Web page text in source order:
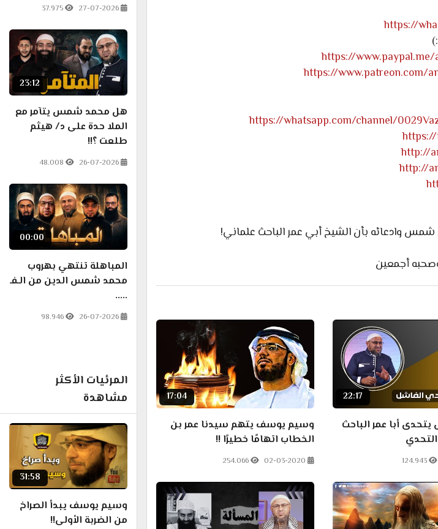
https://
https://www.paypal.me/
https://www.patreon.com/
https://whatsapp.com/channel/
http://
http://
وادعائه بأن الشيخ أبي عمر الباحث علماني!
أجمعين
22:17
أبا عمر الباحث
124.943
17:04
وسيم يوسف يتهم سيدنا عمر بن
الخطاب اتهامًا خطيرًا !!
02-03-2020
254.066
27-07-2026
37.975
23:12
هل محمد شمس يتآمر مع
الملا حدة على د/ هيثم
طلعت ؟!!
26-07-2026
48.008
00:00
المباهلة تنتهي بهروب
محمد شمس الدين من الـفـ
.....
26-07-2026
98.946
المرئيات الأكثر
مشاهدة
31:58
وسيم يوسف يبدأ الصراخ
من الضربة الأولى!!